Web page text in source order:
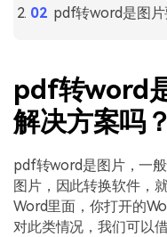
pdf转word是图片
pdf转word
解决方案吗？
pdf转word是图片，一
图片，因此转换软件，
Word里面，你打开的
对此类情况，我们可以